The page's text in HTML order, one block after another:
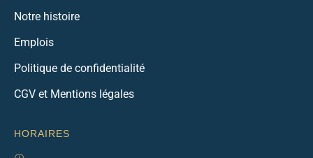
Notre histoire
Emplois
Politique de confidentialité
CGV et Mentions légales
HORAIRES